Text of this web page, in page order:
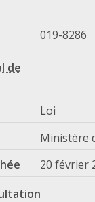
019-8286
Loi
Ministère
20 février